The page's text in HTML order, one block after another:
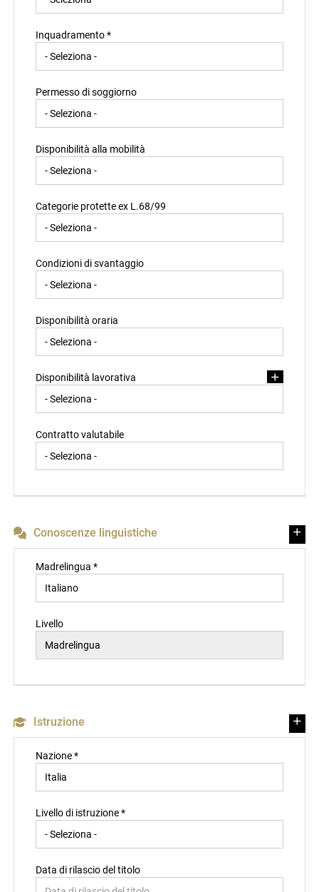
Inquadramento *
Permesso di soggiorno
Disponibilità alla mobilità
Categorie protette ex L.68/99
Condizioni di svantaggio
Disponibilità oraria
Disponibilità lavorativa
Contratto valutabile
Conoscenze linguistiche
Madrelingua *
Livello
Istruzione
Nazione *
Livello di istruzione *
Data di rilascio del titolo